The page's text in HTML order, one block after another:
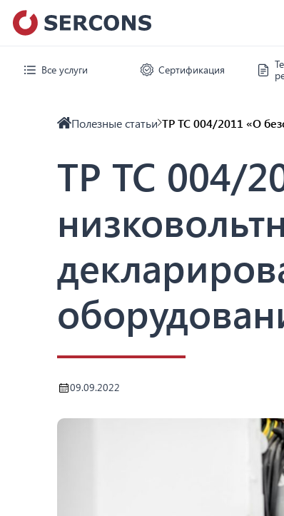
Все услуги Сертификация
Полезные статьи ТР ТС 004/2011 «О
ТР ТС 004/
09.09.2022